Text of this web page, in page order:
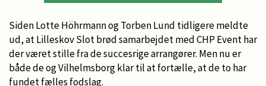
Siden Lotte Höhrmann og Torben Lund tidligere meldte
ud, at Lilleskov Slot brød samarbejdet med CHP Event har
der været stille fra de succesrige arrangører. Men nu er
både de og Vilhelmsborg klar til at fortælle, at de to har
fundet fælles fodslag.